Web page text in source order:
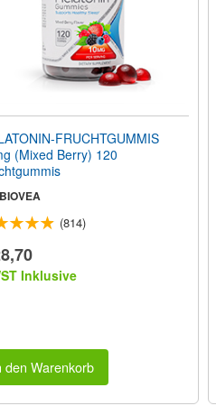
FRUCHTGUMMIS
(Mixed Berry) 120
BIOVEA
(814)
Inklusive
den Warenkorb